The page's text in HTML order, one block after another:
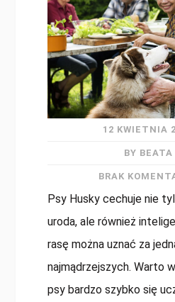
12 KWIETNIA
BY BEATA
BRAK
Psy Husky cechuje nie
uroda, ale również
rasę można uznać za
najmądrzejszych. Warto
psy bardzo szybko się